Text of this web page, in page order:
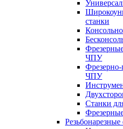
станки
ЧПУ
Фрезерно-
ЧПУ
Станки